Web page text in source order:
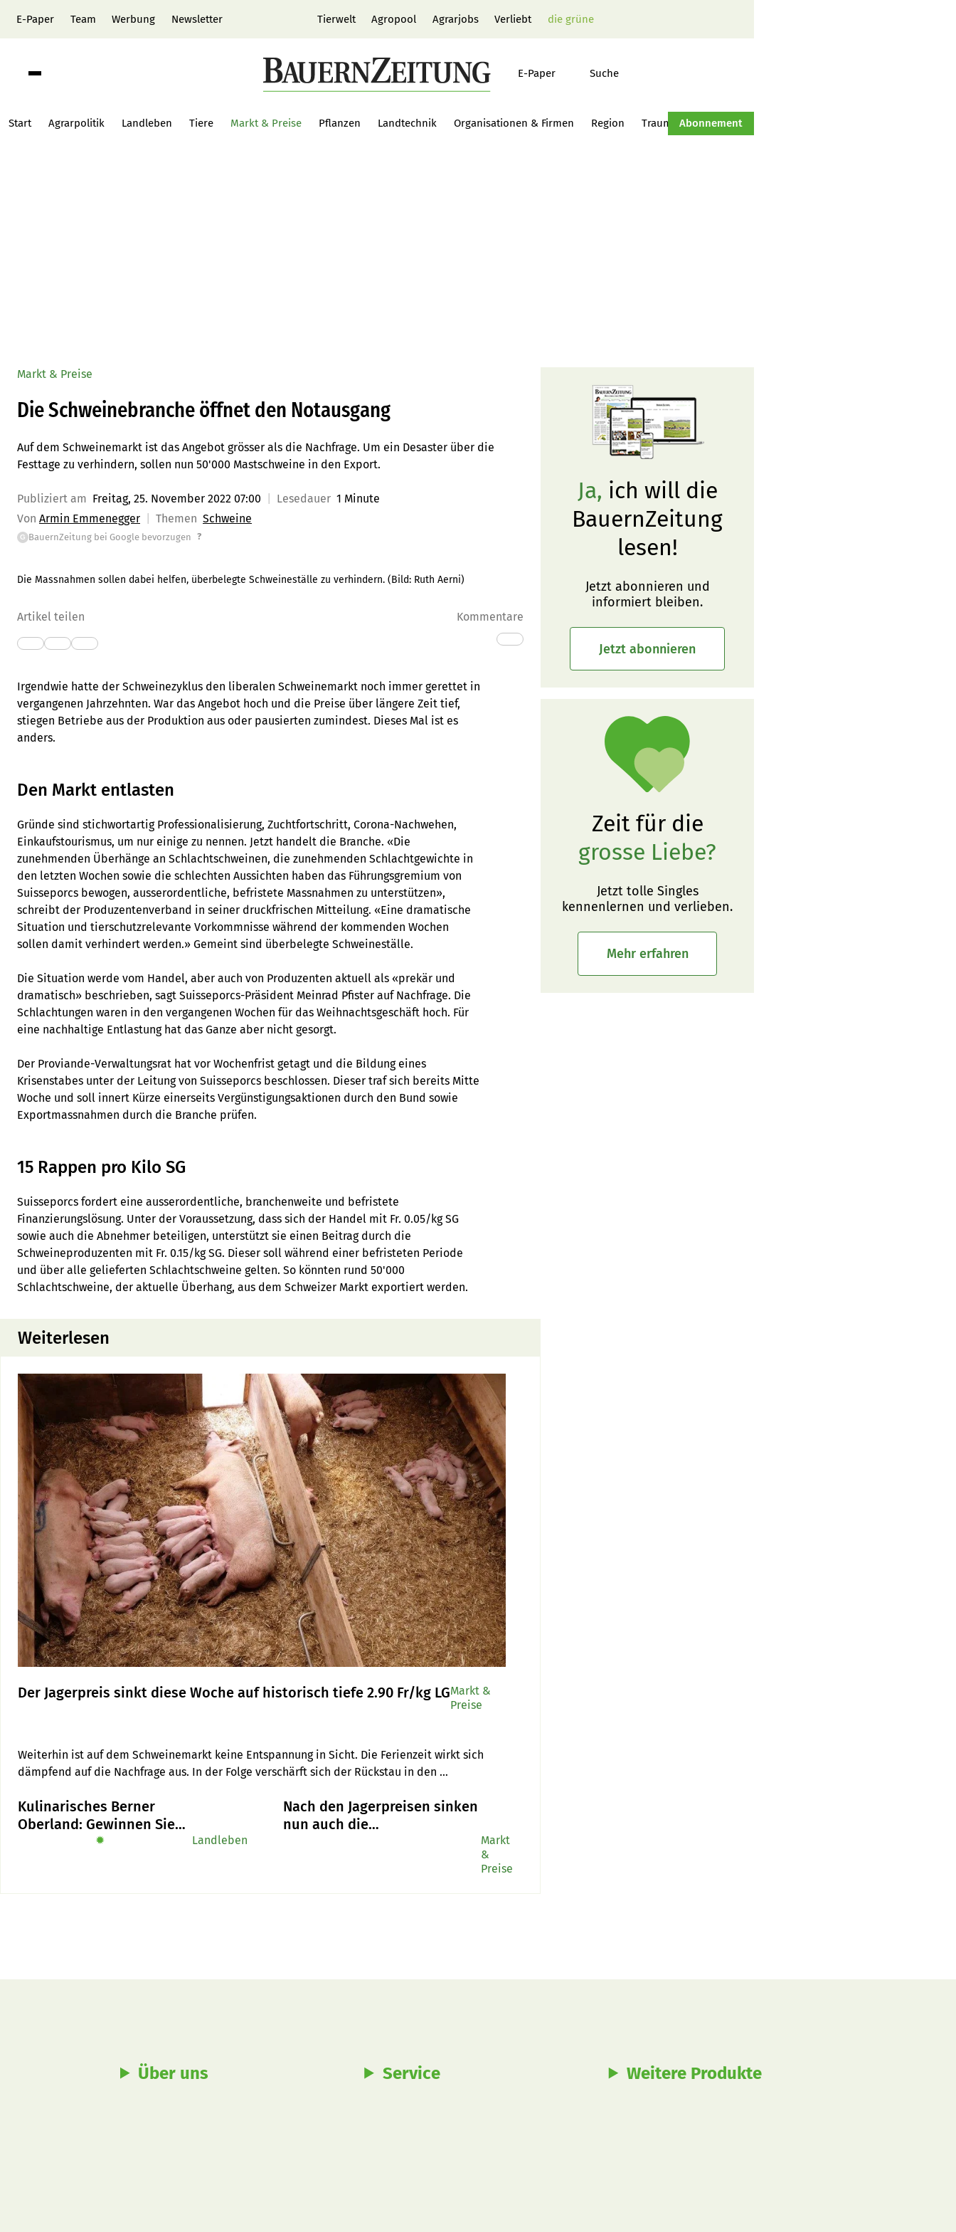
E-Paper Team Werbung Newsletter Tierwelt Agropool Agrarjobs Verliebt die grüne
E-Paper Suche
Start Agrarpolitik Landleben Tiere Markt & Preise Pflanzen Landtechnik Organisationen & Firmen Region Traumtraktor Hof-Management
Abonnement
Markt & Preise
Die Schweinebranche öffnet den Notausgang
Auf dem Schweinemarkt ist das Angebot grösser als die Nachfrage. Um ein Desaster über die
Festtage zu verhindern, sollen nun 50'000 Mastschweine in den Export.
Publiziert am Freitag, 25. November 2022 07:00 Lesedauer 1 Minute
Von Armin Emmenegger Themen Schweine
G BauernZeitung bei Google bevorzugen ?
Die Massnahmen sollen dabei helfen, überbelegte Schweineställe zu verhindern. (Bild: Ruth Aerni)
Artikel teilen Kommentare
Irgendwie hatte der Schweinezyklus den liberalen Schweinemarkt noch immer gerettet in
vergangenen Jahrzehnten. War das Angebot hoch und die Preise über längere Zeit tief,
stiegen Betriebe aus der Produktion aus oder pausierten zumindest. Dieses Mal ist es
anders.
Den Markt entlasten
Gründe sind stichwortartig Professionalisierung, Zuchtfortschritt, Corona-Nachwehen,
Einkaufstourismus, um nur einige zu nennen. Jetzt handelt die Branche. «Die
zunehmenden Überhänge an Schlachtschweinen, die zunehmenden Schlachtgewichte in
den letzten Wochen sowie die schlechten Aussichten haben das Führungsgremium von
Suisseporcs bewogen, ausserordentliche, befristete Massnahmen zu unterstützen»,
schreibt der Produzentenverband in seiner druckfrischen Mitteilung. «Eine dramatische
Situation und tierschutzrelevante Vorkommnisse während der kommenden Wochen
sollen damit verhindert werden.» Gemeint sind überbelegte Schweineställe.
Die Situation werde vom Handel, aber auch von Produzenten aktuell als «prekär und
dramatisch» beschrieben, sagt Suisseporcs-Präsident Meinrad Pfister auf Nachfrage. Die
Schlachtungen waren in den vergangenen Wochen für das Weihnachtsgeschäft hoch. Für
eine nachhaltige Entlastung hat das Ganze aber nicht gesorgt.
Der Proviande-Verwaltungsrat hat vor Wochenfrist getagt und die Bildung eines
Krisenstabes unter der Leitung von Suisseporcs beschlossen. Dieser traf sich bereits Mitte
Woche und soll innert Kürze einerseits Vergünstigungsaktionen durch den Bund sowie
Exportmassnahmen durch die Branche prüfen.
15 Rappen pro Kilo SG
Suisseporcs fordert eine ausserordentliche, branchenweite und befristete
Finanzierungslösung. Unter der Voraussetzung, dass sich der Handel mit Fr. 0.05/kg SG
sowie auch die Abnehmer beteiligen, unterstützt sie einen Beitrag durch die
Schweineproduzenten mit Fr. 0.15/kg SG. Dieser soll während einer befristeten Periode
und über alle gelieferten Schlachtschweine gelten. So könnten rund 50'000
Schlachtschweine, der aktuelle Überhang, aus dem Schweizer Markt exportiert werden.
Weiterlesen
Der Jagerpreis sinkt diese Woche auf historisch tiefe 2.90 Fr/kg LG
Weiterhin ist auf dem Schweinemarkt keine Entspannung in Sicht. Die Ferienzeit wirkt sich
dämpfend auf die Nachfrage aus. In der Folge verschärft sich der Rückstau in den
Markt &
Preise
Kulinarisches Berner
Oberland: Gewinnen Sie
das Buch «Alpe-Chuchi»
✹ Landleben
Nach den Jagerpreisen sinken
nun auch die
Markt
&
Preise
Ja, ich will die
BauernZeitung
lesen!
Jetzt abonnieren und
informiert bleiben.
Jetzt abonnieren
Zeit für die
grosse Liebe?
Jetzt tolle Singles
kennenlernen und verlieben.
Mehr erfahren
Über uns Service Weitere Produkte